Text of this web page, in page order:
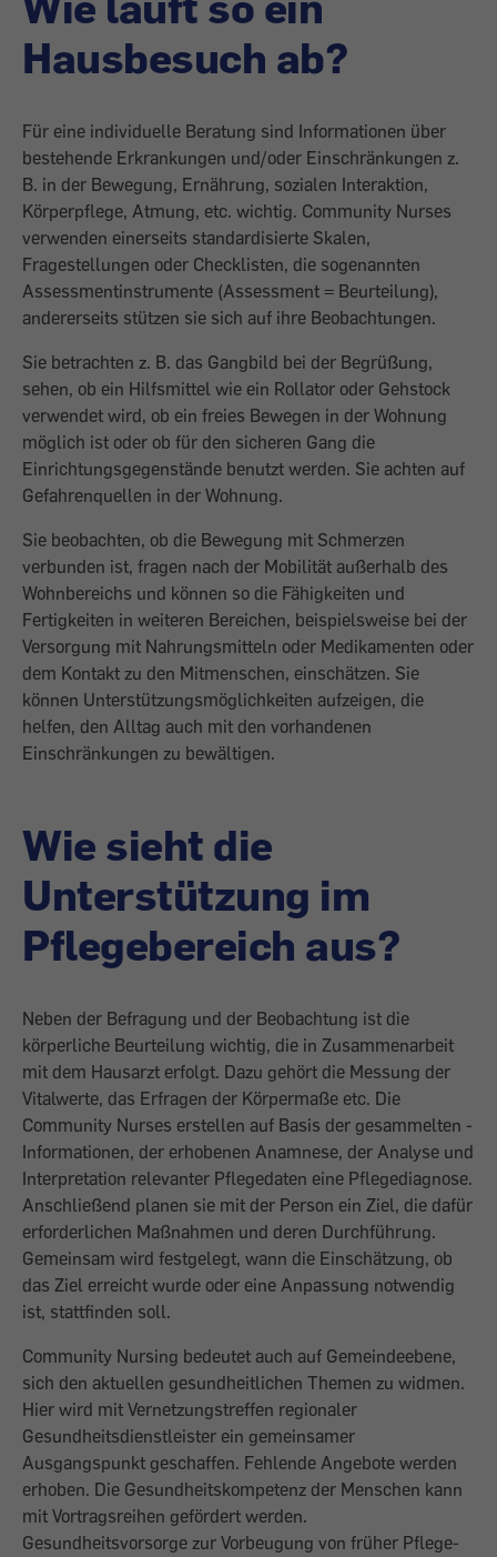
Hausbesuch ab?­
Für eine individuelle Beratung sind ­Informationen über
bestehende Erkrankungen und/oder Einschränkungen z.
B. in der Bewegung, Ernährung, sozialen Interaktion,
Körperpflege, Atmung, etc. wichtig. Community Nurses
verwenden einerseits standardisierte Skalen,
Fragestellungen oder Checklisten, die sogenannten
Assessmentinstrumente (Assess­ment = Beurteilung),
andererseits stützen sie sich auf ihre Beobachtungen.
Sie betrachten z. B. das Gangbild bei der Begrüßung,
sehen, ob ein Hilfsmittel wie ein Rollator oder Gehstock
verwendet wird, ob ein freies Bewegen in der Wohnung
möglich ist oder ob für den sicheren Gang die
Einrichtungsgegenstände benutzt werden. Sie achten auf
Gefahrenquellen in der Wohnung.
Sie beobachten, ob die Bewegung mit Schmerzen
verbunden ist, fragen nach der Mobilität außerhalb des
Wohnbereichs und können so die ­Fähigkeiten und
Fertigkeiten in wei­teren Bereichen, beispielsweise bei der
Ver­sorgung mit Nahrungsmitteln oder ­Medikamenten oder
dem Kontakt zu den Mitmenschen, einschätzen. Sie
können Unterstützungsmöglichkeiten aufzeigen, die
helfen, den Alltag auch mit den ­vorhandenen
Einschränkungen zu bewältigen.
Wie sieht die
Unterstützung im
Pflegebereich aus?
Neben der Befragung und der Beobachtung ist die
körperliche Beur­teilung wichtig, die in Zusammenarbeit
mit dem Hausarzt erfolgt. Dazu gehört die Messung der
Vitalwerte, das Erfragen der Körpermaße etc. Die
Community Nurses erstellen auf Basis der gesammelten ­
Informationen, der erhobenen Anam­nese, der Analyse und
Interpretation relevanter Pflegedaten eine Pflegediagnose.
Anschließend planen sie mit der Person ein Ziel, die dafür
erforderlichen Maßnahmen und deren Durchführung.
Gemeinsam wird festgelegt, wann die Einschätzung, ob
das Ziel erreicht wurde oder eine Anpassung notwendig
ist, stattfinden soll.
Community Nursing bedeutet auch auf Gemeindeebene,
sich den aktuellen gesundheitlichen Themen zu widmen.
Hier wird mit Vernetzungstreffen regionaler
Gesundheitsdienstleister ein gemeinsamer
Ausgangspunkt geschaffen. Fehlende Angebote werden
erhoben. Die Gesundheitskompetenz der Menschen kann
mit Vortragsreihen gefördert werden.
Gesundheitsvorsorge zur Vorbeugung von früher Pflege­